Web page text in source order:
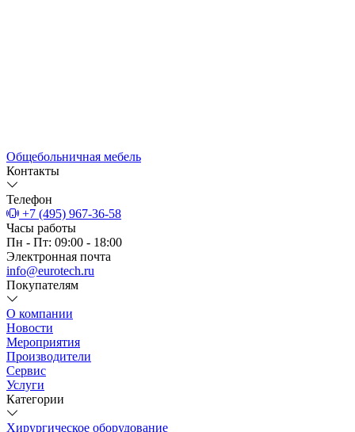
Общебольничная мебель
Контакты
Телефон
+7 (495) 967-36-58
Часы работы
Пн - Пт: 09:00 - 18:00
Электронная почта
info@eurotech.ru
Покупателям
О компании
Новости
Мероприятия
Производители
Сервис
Услуги
Категории
Хирургическое оборудование